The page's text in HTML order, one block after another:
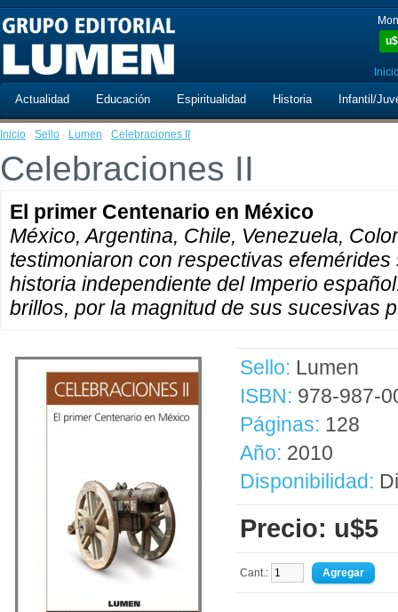
u$
Actualidad Educación Espiritualidad Historia Infantil/
Inicio · Sello · Lumen · Celebraciones II
Celebraciones II
El primer Centenario en México
México, Argentina, Chile, Venezuela,
testimoniaron con respectivas
historia independiente del Imperio
brillos, por la magnitud de sus sucesivas
Sello: Lumen
ISBN: 978-987-
Páginas: 128
Año: 2010
Disponibilidad:
Precio: u$5
Cant.: